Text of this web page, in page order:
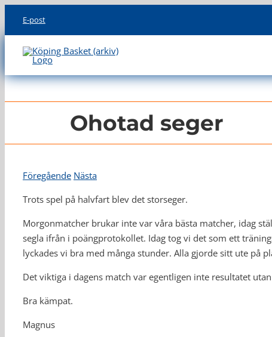
content
E-post
Ohotad seger
Föregående Nästa
Trots spel på halvfart blev det storseger.
Morgonmatcher brukar inte var våra bästa matcher, idag
segla ifrån i poängprotokollet. Idag tog vi det som ett
lyckades vi bra med många stunder. Alla gjorde sitt ute på
Det viktiga i dagens match var egentligen inte resultatet
Bra kämpat.
Magnus